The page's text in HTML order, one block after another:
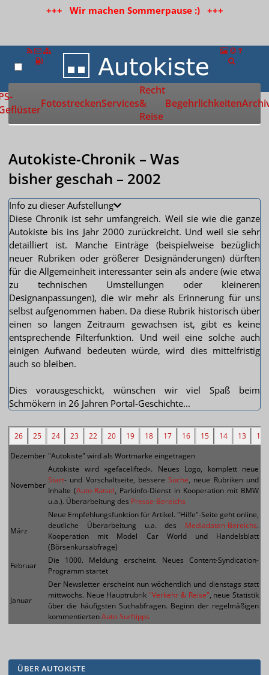
+++ Wir machen Sommerpause :) +++
Zur Startseite
FotostreckenServices
Recht
&
Reise
Begehrlichkeiten
Autokiste-Chronik – Was
bisher geschah – 2002
Info zu dieser Aufstellung
Diese Chronik ist sehr umfangreich. Weil sie wie die ganze
Autokiste bis ins Jahr 2000 zurückreicht. Und weil sie sehr
detailliert ist. Manche Einträge (beispielweise bezüglich
neuer Rubriken oder größerer Designänderungen) dürften
für die Allgemeinheit interessanter sein als andere (wie etwa
zu technischen Umstellungen oder kleineren
Designanpassungen), die wir mehr als Erinnerung für uns
selbst aufgenommen haben. Da diese Rubrik historisch über
einen so langen Zeitraum gewachsen ist, gibt es keine
entsprechende Filterfunktion. Und weil eine solche auch
einigen Aufwand bedeuten würde, wird dies mittelfristig
auch so bleiben.
Dies vorausgeschickt, wünschen wir viel Spaß beim
Schmökern in 26 Jahren Portal-Geschichte...
26 25 24 23 22 20 19 18 17 16 15 14 13
12
Dezember "Autokiste" wird als Wortmarke eingetragen
November
Autokiste wird »gefacelifted«. Neues Logo, komplett neue
Start- und Vorschaltseite, bessereSuche, neue Rubriken und
Inhalte (Auto-Rätsel, Parkinfo-Dienst in Kooperation mit BMW
u.a.). Überarbeitung des Presse-Bereichs
März
Neue Empfehlungsfunktion für Artikel. "Hilfe"-Seite geht online,
deutliche Überarbeitung u.a. des Mediadaten-Bereichs.
Kooperation mit Model Car World und Handelsblatt
(Börsenkursabfrage)
Februar
Die 1000. Meldung erscheint. Neues Content-Syndication-
Programm startet
Januar
Der Newsletter erscheint nun wöchentlich und dienstags statt
mittwochs. Neue Hauptrubrik "Verkehr & Reise", neue Statistik
über die häufigsten Suchabfragen. Beginn der regelmäßigen
kommentiertenAuto-Surftipps
ÜBER AUTOKISTE